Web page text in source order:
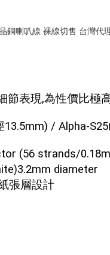
銅喇叭線 裸線切售 台灣代
節表現,為性價比極
13.5mm) / Alpha-
(56 strands/
diameter
張層設計